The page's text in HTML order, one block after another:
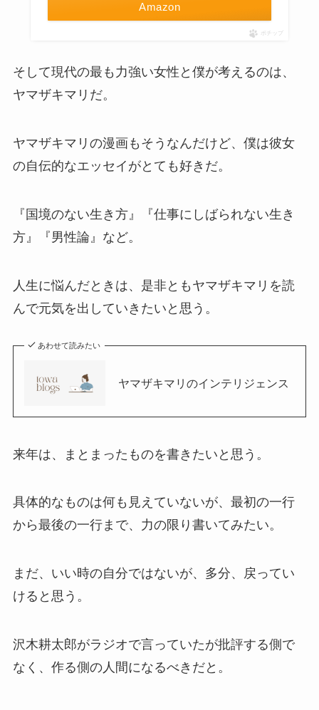
Amazon
ポチップ
そして現代の最も力強い女性と僕が考えるのは、
ヤマザキマリだ。
ヤマザキマリの漫画もそうなんだけど、僕は彼女
の自伝的なエッセイがとても好きだ。
『国境のない生き方』『仕事にしばられない生き
方』『男性論』など。
人生に悩んだときは、是非ともヤマザキマリを読
んで元気を出していきたいと思う。
あわせて読みたい
ヤマザキマリのインテリジェンス
来年は、まとまったものを書きたいと思う。
具体的なものは何も見えていないが、最初の一行
から最後の一行まで、力の限り書いてみたい。
まだ、いい時の自分ではないが、多分、戻ってい
けると思う。
沢木耕太郎がラジオで言っていたが批評する側で
なく、作る側の人間になるべきだと。